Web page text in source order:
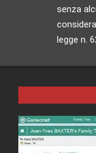
senza
legge n.